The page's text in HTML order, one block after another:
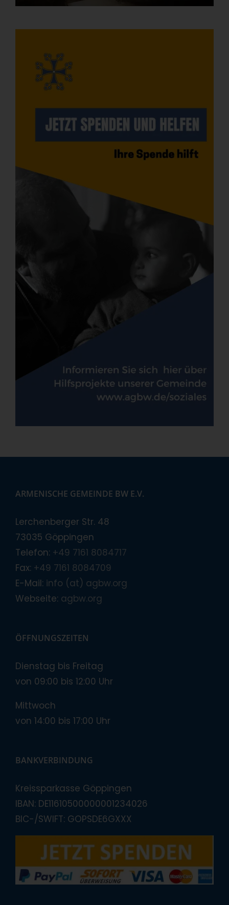
ARMENISCHE GEMEINDE BW E.V.
Lerchenberger Str. 48
73035 Göppingen
Telefon: +49 7161 8084717
Fax: +49 7161 8084709
E-Mail: info (at) agbw.org
Webseite: agbw.org
ÖFFNUNGSZEITEN
Dienstag bis Freitag
von 09:00 bis 12:00 Uhr
Mittwoch
von 14:00 bis 17:00 Uhr
BANKVERBINDUNG
Kreissparkasse Göppingen
IBAN: DE11610500000001234026
BIC-/SWIFT: GOPSDE6GXXX